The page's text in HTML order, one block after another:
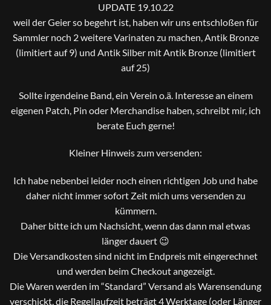
UPDATE 19.10.22
weil der Geier so begehrt ist, haben wir uns entschloßen für
Sammler noch 2 weitere Varinaten zu machen, Antik Bronze
(limitiert auf 9) und Antik Silber mit Antik Bronze (limitiert
auf 25)
Sollte irgendeine Band, ein Verein o.ä. Interesse an einem
eigenen Patch, Pin oder Merchandise haben, schreibt mir, ich
berate Euch gerne!
Kleiner Hinweis zum versenden:
Ich habe nebenbei leider noch einen richtigen Job und habe
daher nicht immer sofort Zeit mich ums versenden zu
kümmern.
Daher bitte ich um Nachsicht, wenn das dann mal etwas
länger dauert 😉
Die Versandkosten sind nicht im Endpreis mit eingerechnet
und werden beim Checkout angezeigt.
Die Waren werden im “Standard” Versand als Warensendung
verschickt, die Regellaufzeit beträgt 4 Werktage (oder Länger